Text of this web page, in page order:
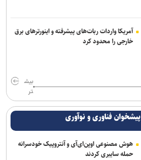
آمریکا واردات ربات‌های پیشرفته و اینورترهای برق
خارجی را محدود کرد
بیش
تر
پیشخوان فناوری و نوآوری
هوش مصنوعی اوپن‌ای‌آی و آنتروپیک خودسرانه
حمله سایبری کردند